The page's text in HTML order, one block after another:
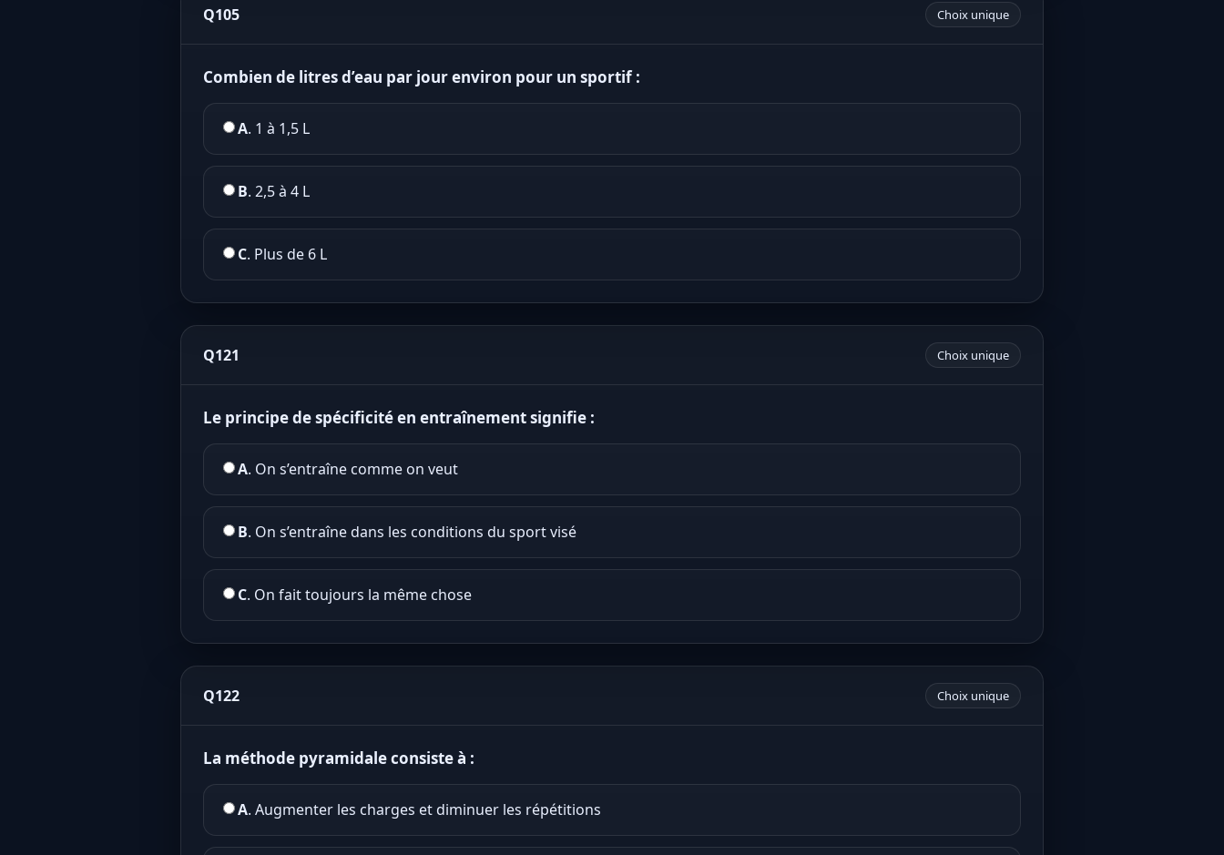
Q105 Choix unique
Combien de litres d’eau par jour environ pour un sportif :
A. 1 à 1,5 L
B. 2,5 à 4 L
C. Plus de 6 L
Q121 Choix unique
Le principe de spécificité en entraînement signifie :
A. On s’entraîne comme on veut
B. On s’entraîne dans les conditions du sport visé
C. On fait toujours la même chose
Q122 Choix unique
La méthode pyramidale consiste à :
A. Augmenter les charges et diminuer les répétitions